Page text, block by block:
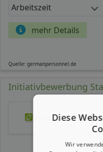
Arbeitszeit
mehr Details
Quelle: germanpersonnel.de
Initiativbewerbung
Diese
Wir